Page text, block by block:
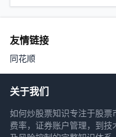
友情链接
同花顺
关于我们
如何炒股票知识专注于股
费率，证券账户管理，到